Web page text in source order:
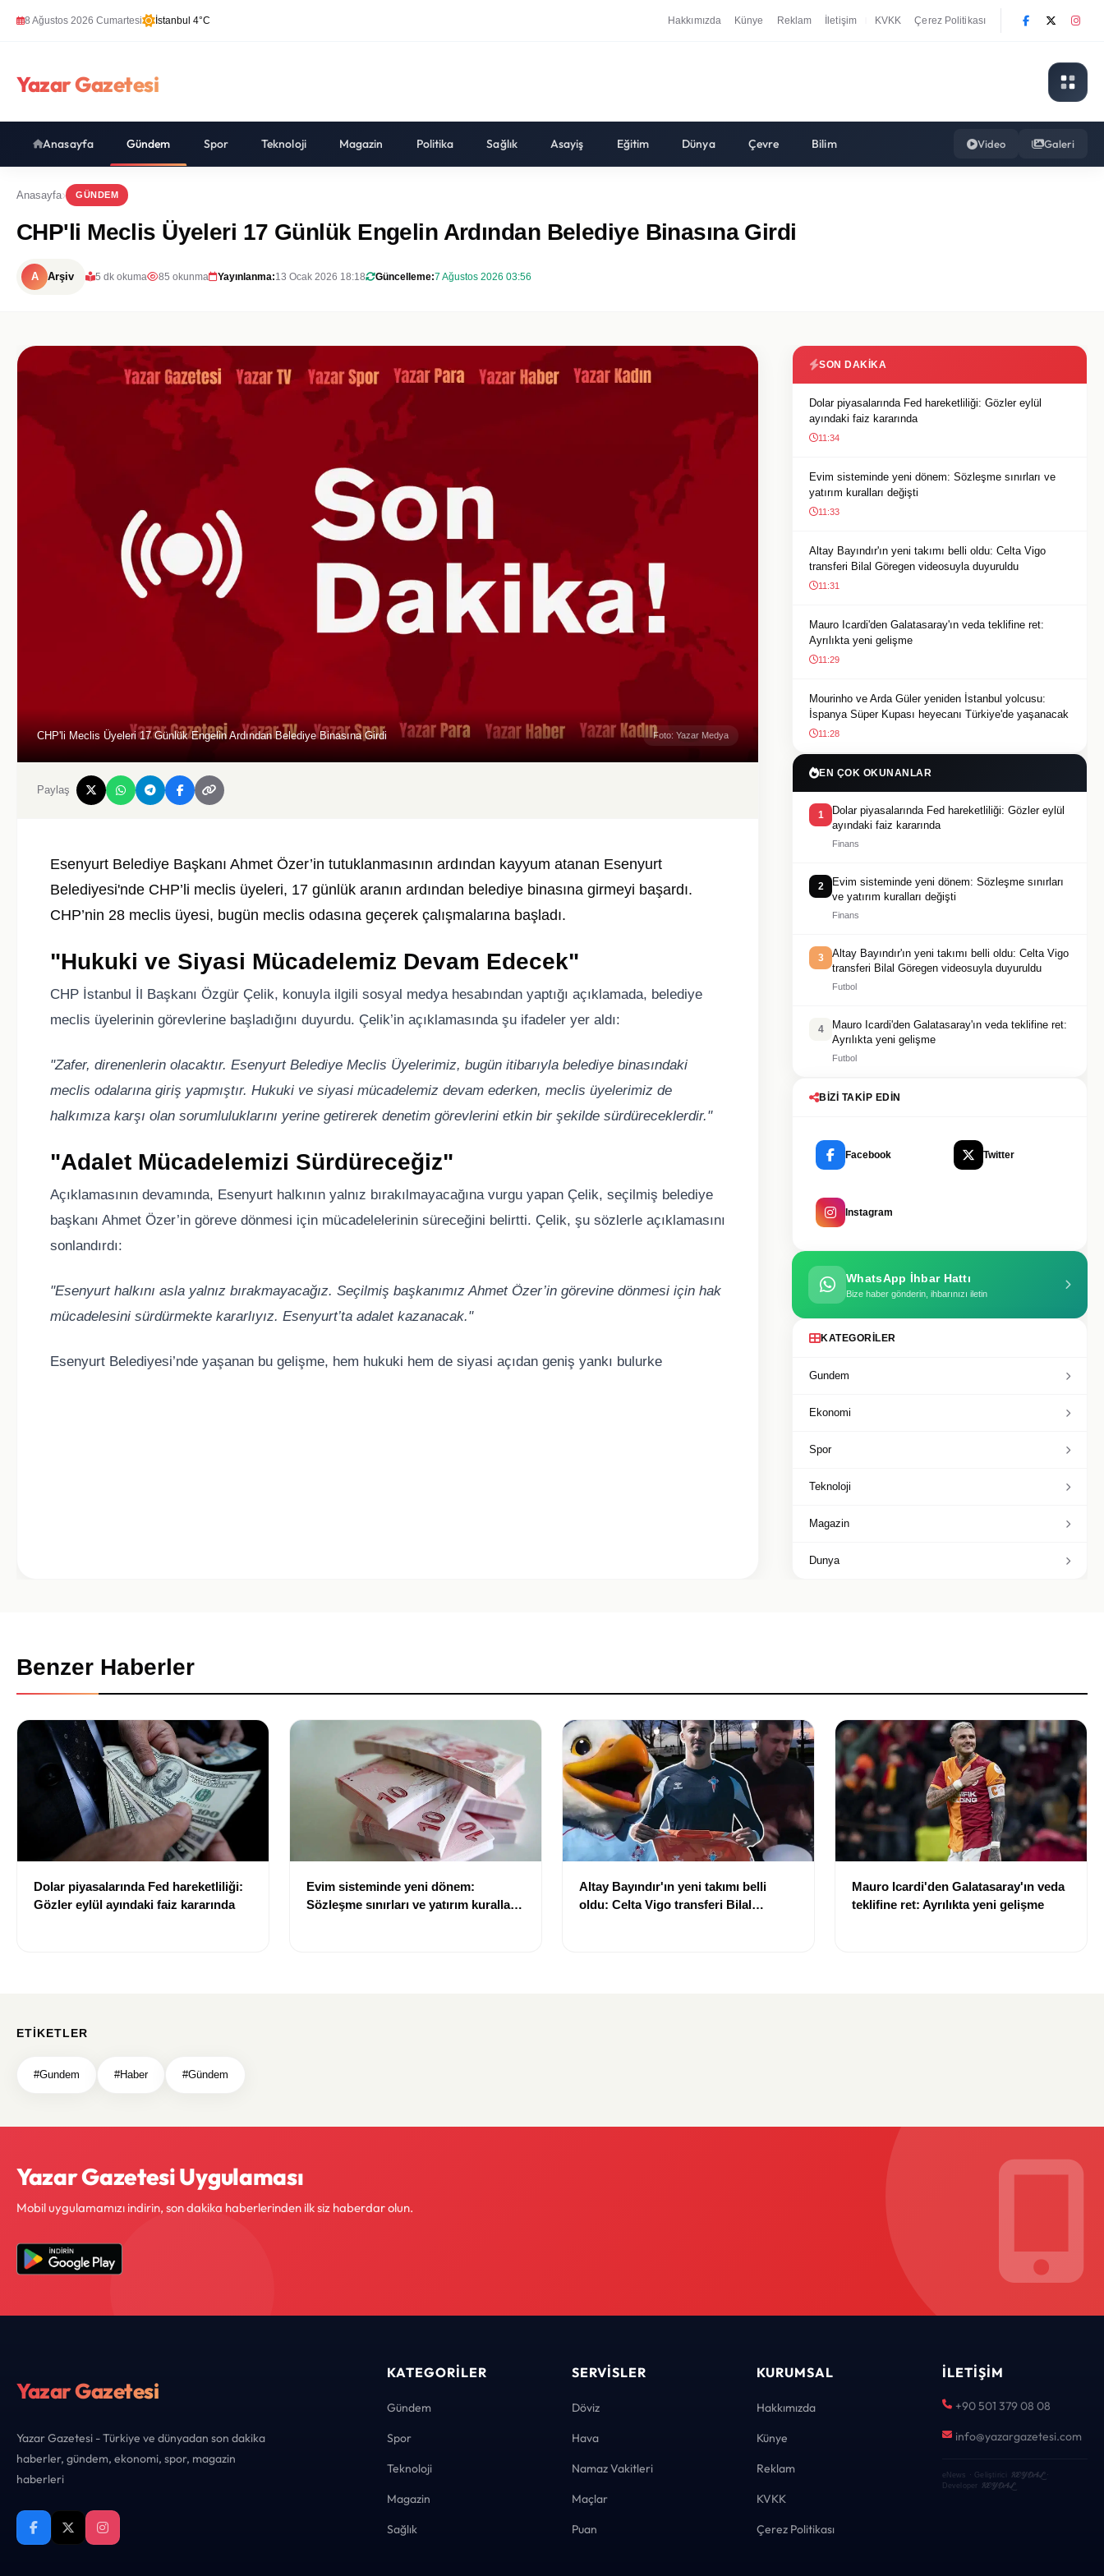
8 Ağustos 2026 Cumartesi İstanbul 4°C Hakkımızda Künye Reklam İletişim KVKK Çerez Politikası
Yazar Gazetesi
Anasayfa Gündem Spor Teknoloji Magazin Politika Sağlık Asayiş Eğitim Dünya Çevre Bilim Video Galeri
Anasayfa GÜNDEM
CHP'li Meclis Üyeleri 17 Günlük Engelin Ardından Belediye Binasına Girdi
A Arşiv 5 dk okuma 85 okunma Yayınlanma:13 Ocak 2026 18:18 Güncelleme:7 Ağustos 2026 03:56
CHP'li Meclis Üyeleri 17 Günlük Engelin Ardından Belediye Binasına Girdi Foto: Yazar Medya
Paylaş
Esenyurt Belediye Başkanı Ahmet Özer’in tutuklanmasının ardından kayyum atanan Esenyurt
Belediyesi'nde CHP’li meclis üyeleri, 17 günlük aranın ardından belediye binasına girmeyi başardı.
CHP’nin 28 meclis üyesi, bugün meclis odasına geçerek çalışmalarına başladı.
"Hukuki ve Siyasi Mücadelemiz Devam Edecek"
CHP İstanbul İl Başkanı Özgür Çelik, konuyla ilgili sosyal medya hesabından yaptığı açıklamada, belediye
meclis üyelerinin görevlerine başladığını duyurdu. Çelik’in açıklamasında şu ifadeler yer aldı:
"Zafer, direnenlerin olacaktır. Esenyurt Belediye Meclis Üyelerimiz, bugün itibarıyla belediye binasındaki
meclis odalarına giriş yapmıştır. Hukuki ve siyasi mücadelemiz devam ederken, meclis üyelerimiz de
halkımıza karşı olan sorumluluklarını yerine getirerek denetim görevlerini etkin bir şekilde sürdüreceklerdir."
"Adalet Mücadelemizi Sürdüreceğiz"
Açıklamasının devamında, Esenyurt halkının yalnız bırakılmayacağına vurgu yapan Çelik, seçilmiş belediye
başkanı Ahmet Özer’in göreve dönmesi için mücadelelerinin süreceğini belirtti. Çelik, şu sözlerle açıklamasını
sonlandırdı:
"Esenyurt halkını asla yalnız bırakmayacağız. Seçilmiş başkanımız Ahmet Özer’in görevine dönmesi için hak
mücadelesini sürdürmekte kararlıyız. Esenyurt’ta adalet kazanacak."
Esenyurt Belediyesi’nde yaşanan bu gelişme, hem hukuki hem de siyasi açıdan geniş yankı bulurke
SON DAKIKA
Dolar piyasalarında Fed hareketliliği: Gözler eylül
ayındaki faiz kararında
11:34
Evim sisteminde yeni dönem: Sözleşme sınırları ve
yatırım kuralları değişti
11:33
Altay Bayındır'ın yeni takımı belli oldu: Celta Vigo
transferi Bilal Göregen videosuyla duyuruldu
11:31
Mauro Icardi'den Galatasaray'ın veda teklifine ret:
Ayrılıkta yeni gelişme
11:29
Mourinho ve Arda Güler yeniden İstanbul yolcusu:
İspanya Süper Kupası heyecanı Türkiye'de yaşanacak
11:28
EN ÇOK OKUNANLAR
1
Dolar piyasalarında Fed hareketliliği: Gözler eylül
ayındaki faiz kararında
Finans
2
Evim sisteminde yeni dönem: Sözleşme sınırları
ve yatırım kuralları değişti
Finans
3
Altay Bayındır'ın yeni takımı belli oldu: Celta Vigo
transferi Bilal Göregen videosuyla duyuruldu
Futbol
4
Mauro Icardi'den Galatasaray'ın veda teklifine ret:
Ayrılıkta yeni gelişme
Futbol
BIZI TAKIP EDIN
Facebook Twitter
Instagram
WhatsApp İhbar Hattı
Bize haber gönderin, ihbarınızı iletin
KATEGORILER
Gundem
Ekonomi
Spor
Teknoloji
Magazin
Dunya
Benzer Haberler
Dolar piyasalarında Fed hareketliliği:
Gözler eylül ayındaki faiz kararında
Evim sisteminde yeni dönem:
Sözleşme sınırları ve yatırım kuralları
Altay Bayındır'ın yeni takımı belli
oldu: Celta Vigo transferi Bilal
Mauro Icardi'den Galatasaray'ın veda
teklifine ret: Ayrılıkta yeni gelişme
ETIKETLER
#Gundem #Haber #Gündem
Yazar Gazetesi Uygulaması
Mobil uygulamamızı indirin, son dakika haberlerinden ilk siz haberdar olun.
Yazar Gazetesi
Yazar Gazetesi - Türkiye ve dünyadan son dakika
haberler, gündem, ekonomi, spor, magazin
haberleri
KATEGORILER
Gündem
Spor
Teknoloji
Magazin
Sağlık
SERVISLER
Döviz
Hava
Namaz Vakitleri
Maçlar
Puan
KURUMSAL
Hakkımızda
Künye
Reklam
KVKK
Çerez Politikası
İLETIŞIM
+90 501 379 08 08
info@yazargazetesi.com
eNews · Geliştirici KEYDAL·
Developer KEYDAL